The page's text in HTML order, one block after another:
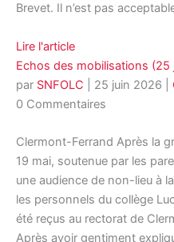
Brevet. Il n’est pas
Lire l'article
Echos des mobilisations (25
par SNFOLC 25 juin 2026
0 Commentaires
Clermont-Ferrand Après la
19 mai, soutenue par les
une audience de non-lieu à
les personnels du collège
été reçus au rectorat de
Après avoir gentiment